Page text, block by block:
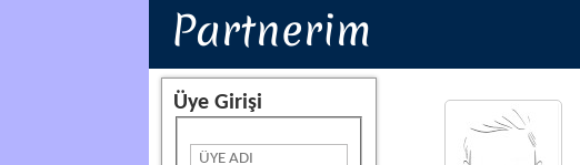
Partnerim
Üye Girişi